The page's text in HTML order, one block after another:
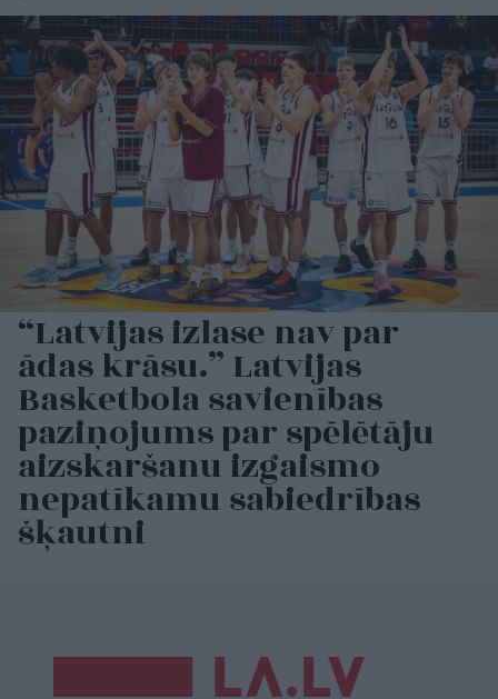
“Latvijas izlase nav par
ādas krāsu.” Latvijas
Basketbola savienības
paziņojums par spēlētāju
aizskaršanu izgaismo
nepatīkamu sabiedrības
šķautni